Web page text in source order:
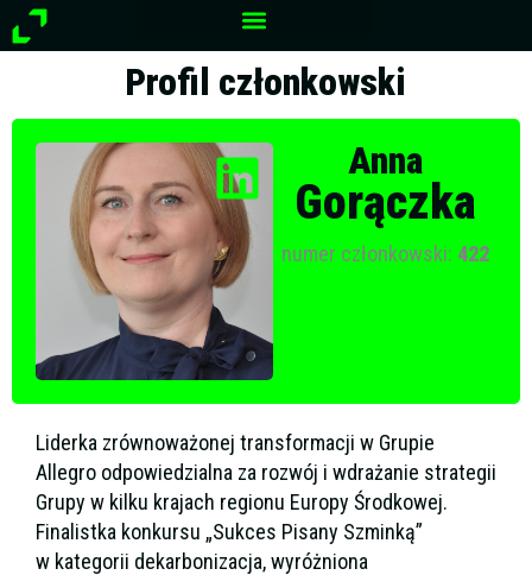
Przejdź
do
Profil członkowski
Anna
Gorączka
numer członkowski: 422
Liderka zrównoważonej transformacji w Grupie
Allegro odpowiedzialna za rozwój i wdrażanie strategii
Grupy w kilku krajach regionu Europy Środkowej.
Finalistka konkursu „Sukces Pisany Szminką”
w kategorii dekarbonizacja, wyróżniona